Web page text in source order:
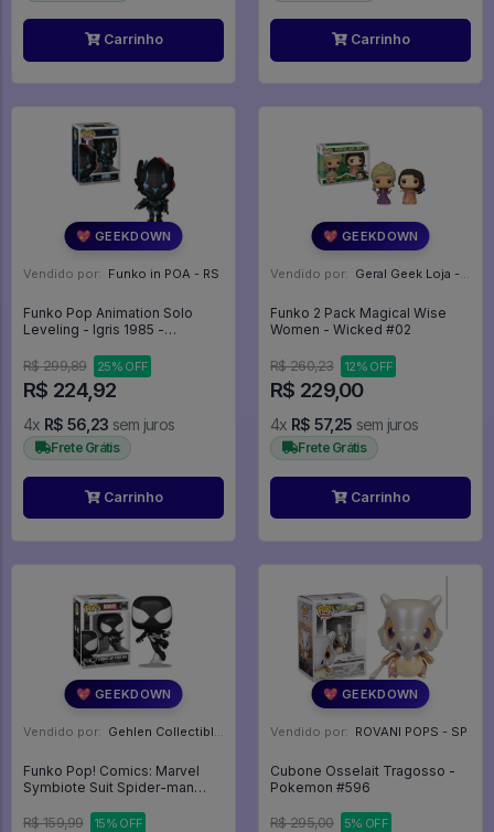
Carrinho Carrinho
💖 GEEKDOWN
Vendido por: Funko in POA - RS
Funko Pop Animation Solo
Leveling - Igris 1985 -
R$ 299,89
25% OFF
R$ 224,92
4x R$ 56,23 sem juros
Frete Grátis
Carrinho
💖 GEEKDOWN
Vendido por: Geral Geek Loja - SP
Funko 2 Pack Magical Wise
Women - Wicked #02
R$ 260,23 12% OFF
R$ 229,00
4x R$ 57,25 sem juros
Frete Grátis
Carrinho
💖 GEEKDOWN
Vendido por: Gehlen Collectibles - RS
Funko Pop! Comics: Marvel
Symbiote Suit Spider-man
Homem-Aranha #1444
R$ 159,99 15% OFF
💖 GEEKDOWN
Vendido por: ROVANI POPS - SP
Cubone Osselait Tragosso -
Pokemon #596
R$ 295,00 5% OFF